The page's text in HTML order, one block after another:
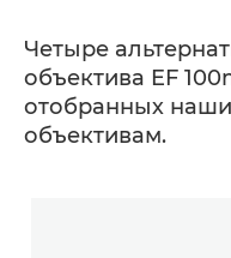
Четыре
объектива EF
отобранных
объективам.